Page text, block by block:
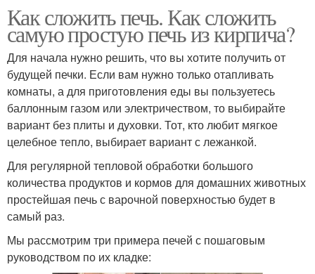
Как сложить печь. Как сложить
самую простую печь из кирпича?
Для начала нужно решить, что вы хотите получить от
будущей печки. Если вам нужно только отапливать
комнаты, а для приготовления еды вы пользуетесь
баллонным газом или электричеством, то выбирайте
вариант без плиты и духовки. Тот, кто любит мягкое
целебное тепло, выбирает вариант с лежанкой.
Для регулярной тепловой обработки большого
количества продуктов и кормов для домашних животных
простейшая печь с варочной поверхностью будет в
самый раз.
Мы рассмотрим три примера печей с пошаговым
руководством по их кладке: